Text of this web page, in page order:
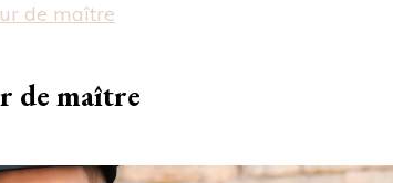
de maître
de maître